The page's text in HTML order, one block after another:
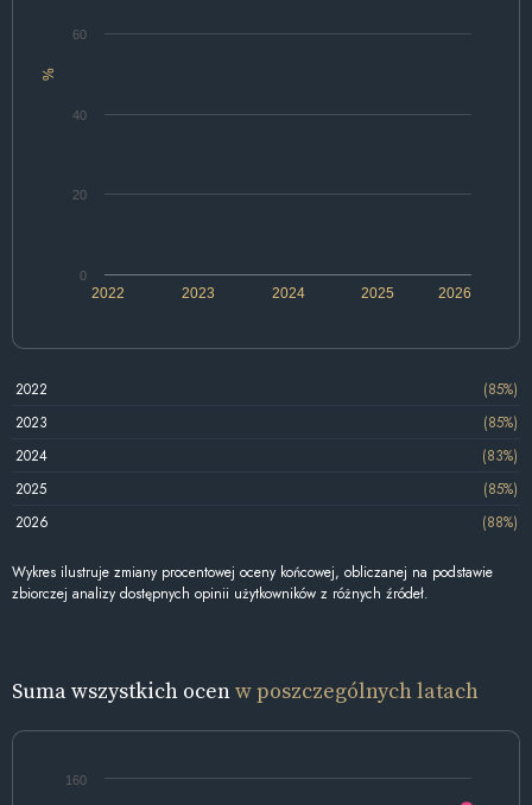
%
2022 2024 2026
2023 2025
0
20
40
60
2022
(85%)
2023
(85%)
2024
(83%)
2025
(85%)
2026
(88%)
Wykres ilustruje zmiany procentowej oceny końcowej, obliczanej na podstawie
zbiorczej analizy dostępnych opinii użytkowników z różnych źródeł.
Suma wszystkich ocenw poszczególnych latach
160